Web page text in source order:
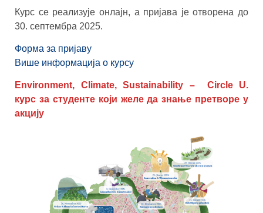
Курс се реализује онлајн, а пријава је отворена до
30. септембра 2025.
Форма за пријаву
Више информација о курсу
Environment, Climate, Sustainability – Circle U.
курс за студенте који желе да знање претворе у
акцију